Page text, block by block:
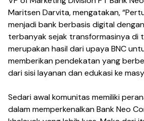
Maritsen Darvita, mengatakan,
menjadi bank berbasis digital
terbanyak sejak transformasinya di
merupakan hasil dari upaya BNC
memberikan pendekatan yang
dari sisi layanan dan edukasi ke
Sedari awal komunitas memiliki
dalam memperkenalkan Bank Neo